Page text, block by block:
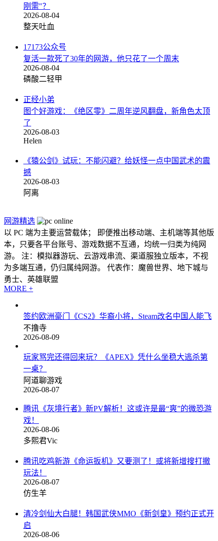
刚需"？
2026-08-04
整天吐血
17173公众号
复活一款死了30年的网游，他只花了一个周末
2026-08-04
磷酸二轻甲
正经小弟
图个好游戏：《绝区零》二周年逆风翻盘，新角色太顶
了
2026-08-03
Helen
《猿公剑》试玩：不能闪避？给妖怪一点中国武术的震
撼
2026-08-03
阿离
网游精选
以 PC 端为主要运营载体； 即便推出移动端、主机端等其他版
本，只要各平台账号、游戏数据不互通，均统一归类为纯网
游。 注：模拟器游玩、云游戏串流、渠道服独立版本，不视
为多端互通，仍归属纯网游。 代表作：魔兽世界、地下城与
勇士、英雄联盟
MORE +
签约欧洲豪门《CS2》华裔小将，Steam改名中国人能飞
不撸寺
2026-08-09
玩家骂完还得回来玩？《APEX》凭什么坐稳大逃杀第
一桌？
阿道聊游戏
2026-08-07
腾讯《灰境行者》新PV解析！这或许是最“爽”的微恐游
戏！
2026-08-06
多熙君Vic
腾讯吃鸡新游《命运扳机》又要测了！或将新增搜打撤
玩法！
2026-08-07
仿生羊
清冷剑仙大白腿！韩国武侠MMO《新剑皇》预约正式开
启
2026-08-06